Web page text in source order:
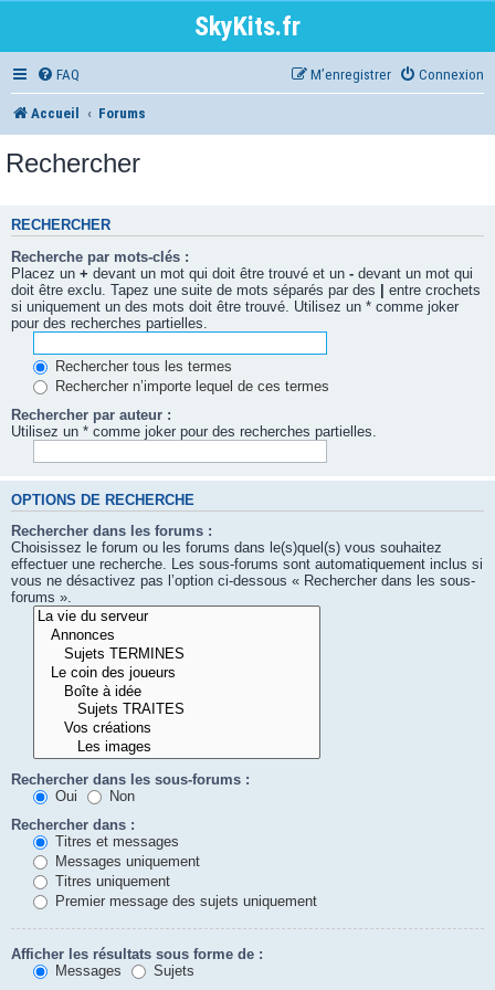
SkyKits.fr
FAQ Connexion
M’enregistrer
Accueil Forums
Rechercher
RECHERCHER
Recherche par mots-clés :
Placez un + devant un mot qui doit être trouvé et un - devant un mot qui
doit être exclu. Tapez une suite de mots séparés par des | entre crochets
si uniquement un des mots doit être trouvé. Utilisez un * comme joker
pour des recherches partielles.
Rechercher tous les termes
Rechercher n’importe lequel de ces termes
Rechercher par auteur :
Utilisez un * comme joker pour des recherches partielles.
OPTIONS DE RECHERCHE
Rechercher dans les forums :
Choisissez le forum ou les forums dans le(s)quel(s) vous souhaitez
effectuer une recherche. Les sous-forums sont automatiquement inclus si
vous ne désactivez pas l’option ci-dessous « Rechercher dans les sous-
forums ».
Rechercher dans les sous-forums :
Oui
Non
Rechercher dans :
Titres et messages
Messages uniquement
Titres uniquement
Premier message des sujets uniquement
Afficher les résultats sous forme de :
Messages
Sujets